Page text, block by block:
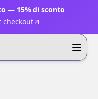
— 15% di sconto
checkout